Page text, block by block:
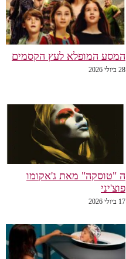
המסע המופלא לעץ הקסמים
28 ביולי 2026
ה "טוסקה" מאת ג'אקומו
פוצ'יני
17 ביולי 2026